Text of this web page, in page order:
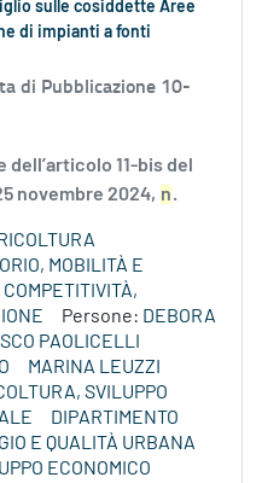
sulle cosiddette Aree
di impianti a fonti
di Pubblicazione 10-
11-bis del
novembre 2024, n.
MOBILITÀ E
COMPETITIVITÀ,
Persone: DEBORA
PAOLICELLI
MARINA LEUZZI
SVILUPPO
DIPARTIMENTO
E QUALITÀ URBANA
ECONOMICO